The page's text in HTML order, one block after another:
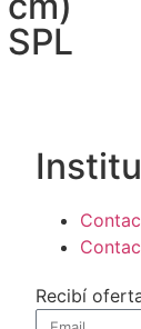
SPL
Recibí